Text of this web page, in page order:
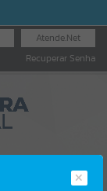
Atende.Net
Recuperar Senha